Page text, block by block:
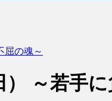
屈の魂～
～若手